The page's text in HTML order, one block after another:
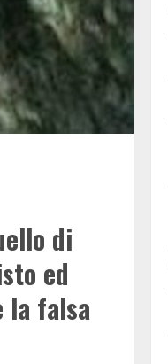
di
ed
la falsa